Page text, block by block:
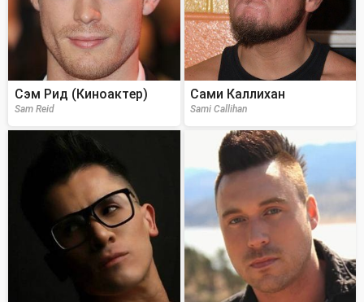
Сэм Рид (Киноактер)
Sam Reid
Сами Каллихан
Sami Callihan